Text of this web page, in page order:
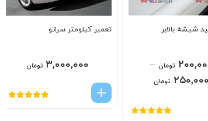
شیشه بالابر
تومان –
۲۵۰,۰۰۰ تومان
تعمیر کیلومتر سراتو
۳,۰۰۰,۰۰۰ تومان